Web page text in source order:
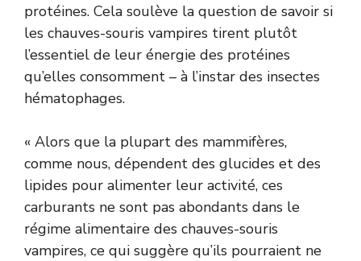
protéines. Cela soulève la question de savoir si
les chauves-souris vampires tirent plutôt
l’essentiel de leur énergie des protéines
qu’elles consomment – ​​à l’instar des insectes
hématophages.
« Alors que la plupart des mammifères,
comme nous, dépendent des glucides et des
lipides pour alimenter leur activité, ces
carburants ne sont pas abondants dans le
régime alimentaire des chauves-souris
vampires, ce qui suggère qu’ils pourraient ne